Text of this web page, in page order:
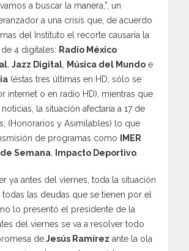
a buscar la manera,”, un
a una crisis que, de acuerdo
del Instituto el recorte causaría la
4 digitales: Radio México
Jazz Digital Música del Mundo e
(éstas tres últimas en HD, sólo se
internet o en radio HD), mientras que
la situación afectaría a 17 de
(Honorarios y Asimilables) lo que
de programas como
IMER
Semana
Impacto Deportivo
ya antes del viernes, toda la situación
las deudas que se tienen por el
lo presentó el presidente de la
del viernes se va a resolver todo
deJesús Ramírez ante la ola